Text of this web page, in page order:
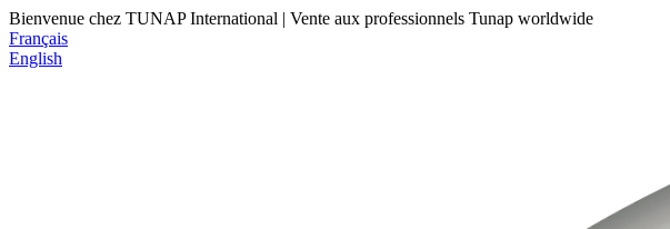
Bienvenue chez TUNAP International | Vente aux professionnels Tunap worldwide
Français
English